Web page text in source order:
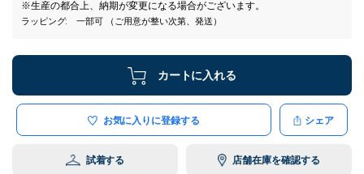
※生産の都合上、納期が変更になる場合がございます。
ラッピング 一部可 （ご用意が整い次第、発送）
カートに入れる
お気に入りに登録する シェア
試着する 店舗在庫を確認する